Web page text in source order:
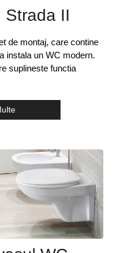
Strada II
de montaj, care contine
instala un WC modern.
suplineste functia